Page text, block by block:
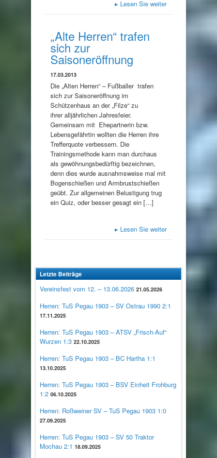
▸ Lesen Sie weiter
„Alte Herren“ trafen
sich zur
Saisoneröffnung
17.03.2013
Die „Alten Herren“ – Fußballer trafen
sich zur Saisoneröffnung im
Schützenhaus an der „Filze“ zu
ihrer alljährlichen Jahresfeier.
Gemeinsam mit Ehepartnerin bzw.
Lebensgefährtin wollten die Herren ihre
Trefferquote verbessern. Die
Trainingsmethode kann man durchaus
als gewöhnungsbedürftig bezeichnen,
denn dies wurde ausnahmsweise mal mit
Bogenschießen und Armbrustschießen
geübt. Zur allgemeinen Belustigung trug
ein Quiz, oder besser gesagt ein […]
▸ Lesen Sie weiter
Letzte Beiträge
Vereinsfest vom 12. – 13.06.2026 21.05.2026
Herren: TuS Pegau 1903 – SV Ostrau 1990 2:1
17.11.2025
Herren: TuS Pegau 1903 – ATSV „Frisch-Auf“
Wurzen 1:3 22.10.2025
Herren: TuS Pegau 1903 – BC Hartha 1:1
13.10.2025
Herren: TuS Pegau 1903 – BSV Einheit Frohburg
1:2 06.10.2025
Herren: Roßweiner SV – TuS Pegau 1903 1:0
27.09.2025
Herren: TuS Pegau 1903 – SV 50 Traktor
Mochau 2:1 18.09.2025